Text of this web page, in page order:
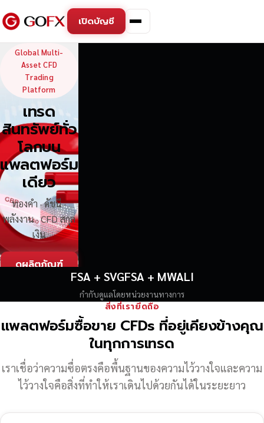
เปิดบัญชี
GoFX — Global Multi-
Global Multi-
Asset CFD
Trading
Platform
เทรด
สินทรัพย์ทั่ว
โลกบน
แพลตฟอร์ม
เดียว
ทองคำ · ดัชนี ·
พลังงาน · CFD สกุล
เงิน
ดูผลิตภัณฑ์
FSA + SVGFSA + MWALI
กำกับดูแลโดยหน่วยงานทางการ
สิ่งที่เรายึดถือ
แพลตฟอร์มซื้อขาย CFDs ที่อยู่เคียงข้างคุณ
ในทุกการเทรด
เราเชื่อว่าความซื่อตรงคือพื้นฐานของความไว้วางใจและความ
ไว้วางใจคือสิ่งที่ทำให้เราเดินไปด้วยกันได้ในระยะยาว